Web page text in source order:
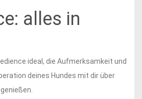
alles in
ideal, die Aufmerksamkeit und
deines Hundes mit dir über